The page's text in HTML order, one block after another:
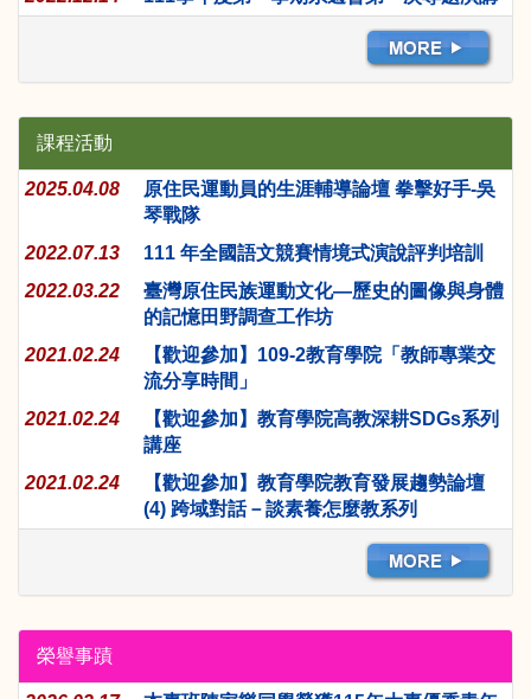
課程活動
2025.04.08
原住民運動員的生涯輔導論壇 拳擊好手-吳
琴戰隊
2022.07.13
111 年全國語文競賽情境式演說評判培訓
2022.03.22
臺灣原住民族運動文化—歷史的圖像與身體
的記憶田野調查工作坊
2021.02.24
【歡迎參加】109-2教育學院「教師專業交
流分享時間」
2021.02.24
【歡迎參加】教育學院高教深耕SDGs系列
講座
2021.02.24
【歡迎參加】教育學院教育發展趨勢論壇
(4) 跨域對話－談素養怎麼教系列
榮譽事蹟